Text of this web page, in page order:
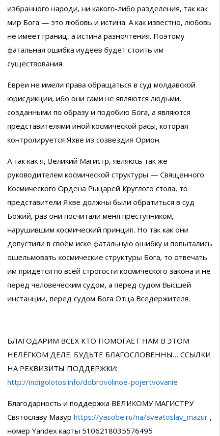
избранного народи, ни какого-либо разделения, так как
мир Бога — это любовь и истина. А как известно, любовь
не имеет границ, а истина разночтения. Поэтому
фатальная ошибка иудеев будет стоить им
существования.
Евреи не имели права обращаться в суд молдавской
юрисдикции, ибо они сами не являются людьми,
созданными по образу и подобию Бога, а являются
представителями иной космической расы, которая
контролируется Яхве из созвездия Орион.
А так как я, Великий Магистр, являюсь так же
руководителем космической структуры — Священного
Космического Ордена Рыцарей Круглого стола, то
представители Яхве должны были обратиться в суд
Божий, раз они посчитали меня преступником,
нарушившим космический принцип. Но так как они
допустили в своём иске фатальную ошибку и попытались
ошельмовать космические структуры Бога, то отвечать
им придётся по всей строгости космического закона и не
перед человеческим судом, а перед судом Высшей
инстанции, перед судом Бога Отца Вседержителя.
БЛАГОДАРИМ ВСЕХ КТО ПОМОГАЕТ НАМ В ЭТОМ
НЕЛЁГКОМ ДЕЛЕ. БУДЬТЕ БЛАГОСЛОВЕННЫ… ССЫЛКИ
НА РЕКВИЗИТЫ ПОДДЕРЖКИ:
http://indigolotos.info/dobrovolinoe-pojertvovanie
Благодарность и поддержка ВЕЛИКОМУ МАГИСТРУ
Святославу Мазур https://yasobe.ru/na/sveatoslav_mazur ,
номер Yandex карты 5106218035576495